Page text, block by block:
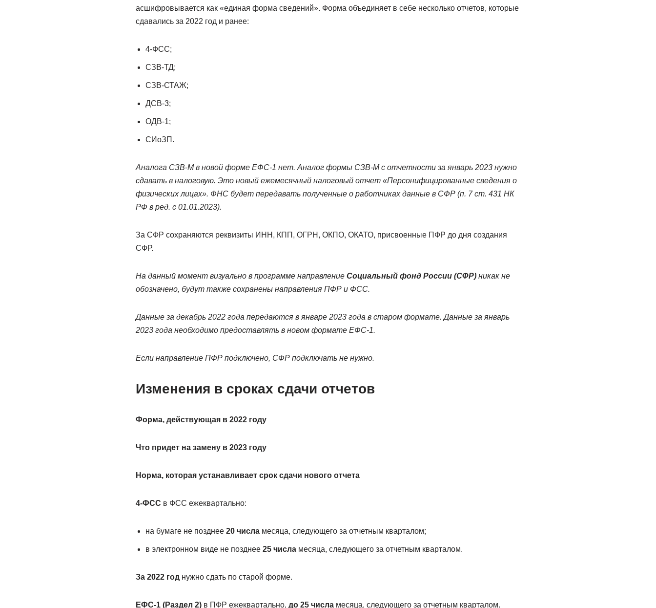
асшифровывается как «единая форма сведений». Форма объединяет в себе несколько отчетов, которые
сдавались за 2022 год и ранее:
4-ФСС;
СЗВ-ТД;
СЗВ-СТАЖ;
ДСВ-3;
ОДВ-1;
СИоЗП.
Аналога СЗВ-М в новой форме ЕФС-1 нет. Аналог формы СЗВ-М с отчетности за январь 2023 нужно
сдавать в налоговую. Это новый ежемесячный налоговый отчет «Персонифицированные сведения о
физических лицах». ФНС будет передавать полученные о работниках данные в СФР (п. 7 ст. 431 НК
РФ в ред. с 01.01.2023).
За СФР сохраняются реквизиты ИНН, КПП, ОГРН, ОКПО, ОКАТО, присвоенные ПФР до дня создания
СФР.
На данный момент визуально в программе направление Социальный фонд России (СФР)никак не
обозначено, будут также сохранены направления ПФР и ФСС.
Данные за декабрь 2022 года передаются в январе 2023 года в старом формате. Данные за январь
2023 года необходимо предоставлять в новом формате ЕФС-1.
Если направление ПФР подключено, СФР подключать не нужно.
Изменения в сроках сдачи отчетов
Форма, действующая в 2022 году
Что придет на замену в 2023 году
Норма, которая устанавливает срок сдачи нового отчета
4-ФСС в ФСС ежеквартально:
на бумаге не позднее 20 числамесяца, следующего за отчетным кварталом;
в электронном виде не позднее 25 числамесяца, следующего за отчетным кварталом.
За 2022 годнужно сдать по старой форме.
ЕФС-1 (Раздел 2)в ПФР ежеквартально, до 25 числамесяца, следующего за отчетным кварталом.